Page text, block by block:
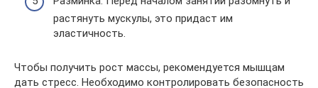
растянуть мускулы, это придаст им
эластичность.
Чтобы получить рост массы, рекомендуется мышцам
дать стресс. Необходимо контролировать безопасность